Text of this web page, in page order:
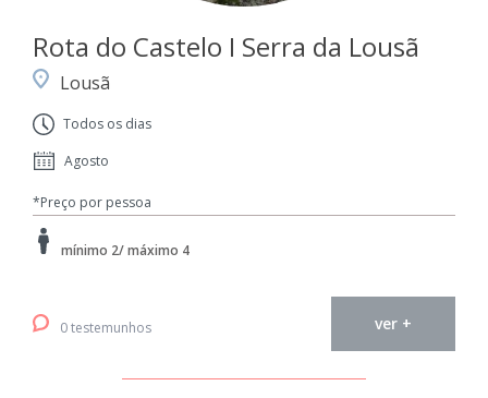
Rota do Castelo I Serra da Lousã
Lousã
Todos os dias
Agosto
*Preço por pessoa
mínimo 2/ máximo 4
0 testemunhos ver +